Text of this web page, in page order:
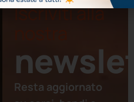
Iscriviti alla
Resta aggiornato